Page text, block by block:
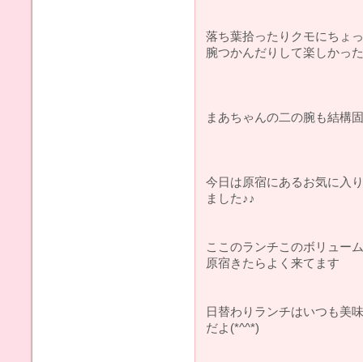
落ち葉拾ったりクモにちょ
腕つかんだりして楽しかっ
まあちゃんの二の腕も結構
今日は原宿にあるお気に入
ました♪♪
ここのランチこのボリュー
原宿きたらよく来てます
日替わりランチはいつも美
だよ(*^^*)